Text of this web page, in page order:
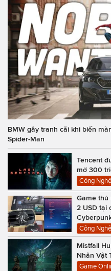
BMW gây tranh cãi khi biến
Spider-Man
Tencent
mở 300
Công Nghệ
Game thủ
2 USD tại
Công Nghệ
Mistfall
Nhân Vật
Game